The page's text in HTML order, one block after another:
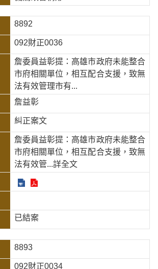
8892
092財正0036
詹委員益彰提：高雄市政府未能整合
市府相關單位，相互配合支援，致無
法有效管理市有...
詹益彰
糾正案文
詹委員益彰提：高雄市政府未能整合
市府相關單位，相互配合支援，致無
法有效管...詳全文
已結案
8893
092財正0034